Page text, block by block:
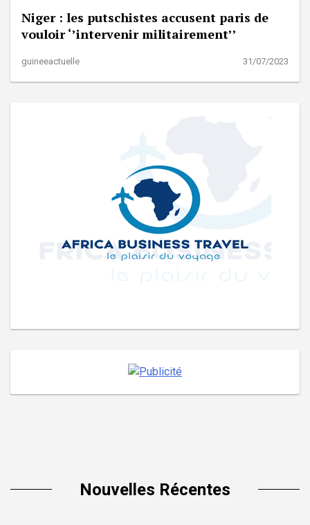
Niger : les putschistes accusent paris de
vouloir ‘’intervenir militairement’’
guineeactuelle 31/07/2023
Nouvelles Récentes